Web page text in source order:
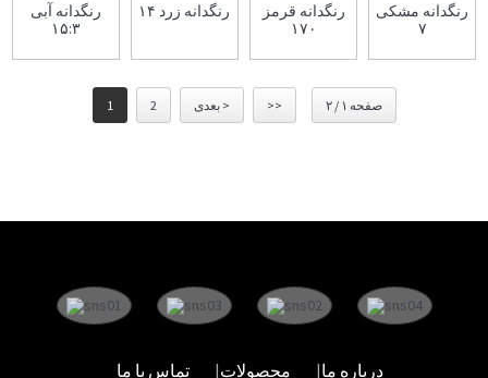
رنگدانه آبی
۱۵:۳
رنگدانه زرد ۱۴
رنگدانه قرمز
۱۷۰
رنگدانه مشکی
۷
1 2 بعدی > >> صفحه ۱ / ۲
درباره ما محصولات تماس با ما